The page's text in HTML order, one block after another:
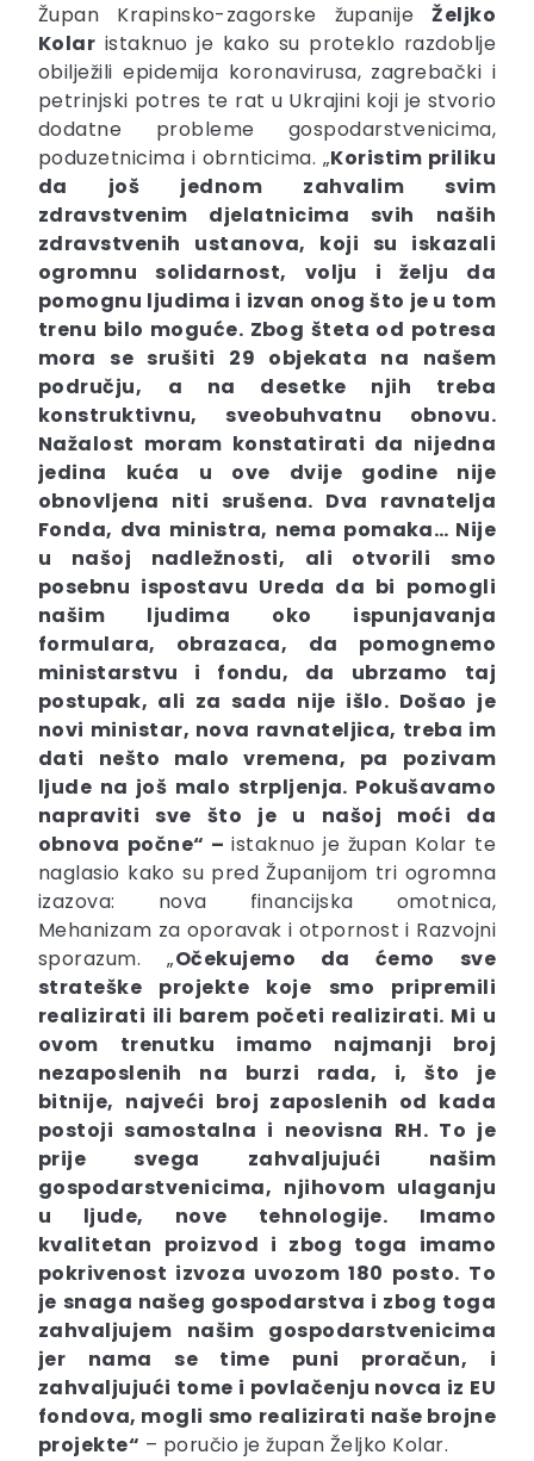
Župan Krapinsko-zagorske županijeŽeljko
Kolar istaknuo je kako su proteklo razdoblje
obilježili epidemija koronavirusa, zagrebački i
petrinjski potres te rat u Ukrajini koji je stvorio
dodatne probleme gospodarstvenicima,
poduzetnicima i obrnticima. „Koristim priliku
da još jednom zahvalim svim
zdravstvenim djelatnicima svih naših
zdravstvenih ustanova, koji su iskazali
ogromnu solidarnost, volju i želju da
pomognu ljudima i izvan onog što je u tom
trenu bilo moguće. Zbog šteta od potresa
mora se srušiti 29 objekata na našem
području,
a na desetke njih treba
konstruktivnu, sveobuhvatnu obnovu.
Nažalost moram konstatirati da nijedna
jedina kuća u ove dvije godine nije
obnovljena niti srušena. Dva ravnatelja
Fonda, dva ministra, nema pomaka… Nije
u našoj nadležnosti, ali otvorili smo
posebnu ispostavu Ureda da bi pomogli
našim ljudima oko ispunjavanja
formulara, obrazaca, da pomognemo
ministarstvu i fondu, da ubrzamo taj
postupak, ali za sada nije išlo. Došao je
novi ministar, nova ravnateljica, treba im
dati nešto malo vremena, pa pozivam
ljude na još malo strpljenja. Pokušavamo
napraviti sve što je u našoj moći da
obnova počne“ –istaknuo je župan Kolar te
naglasio kako su pred Županijom tri ogromna
izazova: nova financijska omotnica,
Mehanizam za oporavak i otpornost i Razvojni
sporazum. „Očekujemo da ćemo sve
strateške projekte koje smo pripremili
realizirati ili barem početi realizirati. Mi u
ovom trenutku imamo najmanji broj
nezaposlenih na burzi rada, i, što je
bitnije, najveći broj zaposlenih od kada
postoji samostalna i neovisna RH. To je
prije svega zahvaljujući našim
gospodarstvenicima, njihovom ulaganju
u ljude, nove tehnologije. Imamo
kvalitetan proizvod i zbog toga imamo
pokrivenost izvoza uvozom 180 posto. To
je snaga našeg gospodarstva i zbog toga
zahvaljujem našim gospodarstvenicima
jer nama se time puni proračun, i
zahvaljujući tome i povlačenju novca iz EU
fondova, mogli smo realizirati naše brojne
projekte“ – poručio je župan Željko Kolar.